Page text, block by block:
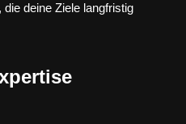
deine Ziele langfristig